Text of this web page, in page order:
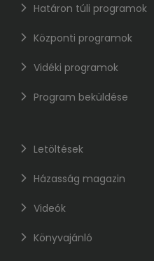
Határon túli programok
Központi programok
Vidéki programok
Program beküldése
Letöltések
Házasság magazin
Videók
Könyvajánló